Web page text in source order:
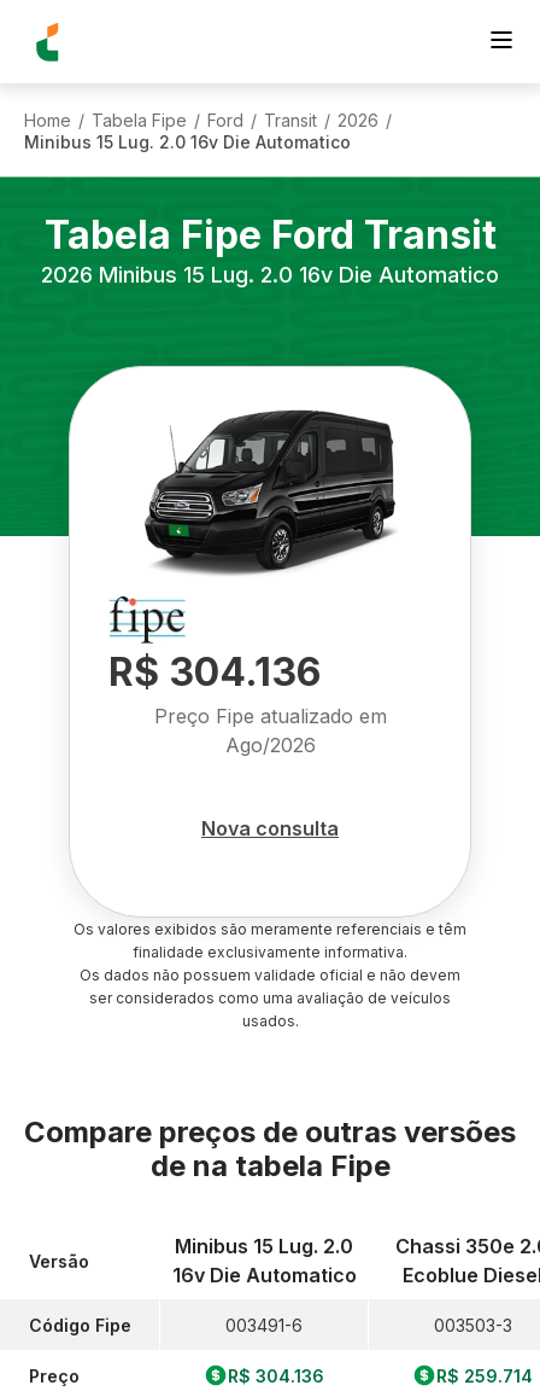
Home / Tabela Fipe / Ford / Transit / 2026 /
Minibus 15 Lug. 2.0 16v Die Automatico
Tabela Fipe Ford Transit
2026 Minibus 15 Lug. 2.0 16v Die Automatico
R$ 304.136
Preço Fipe atualizado em
Ago/2026
Nova consulta
Os valores exibidos são meramente referenciais e têm
finalidade exclusivamente informativa.
Os dados não possuem validade oficial e não devem
ser considerados como uma avaliação de veículos
usados.
Compare preços de outras versões
de na tabela Fipe
Versão
Código Fipe
Preço
Minibus 15 Lug. 2.0
16v Die Automatico
003491-6
R$ 304.136
Chassi 350e
Ecoblue
003503-3
R$ 259.714